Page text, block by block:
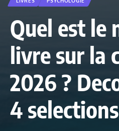
Quel est le
livre sur la
2026 ?
4 selections